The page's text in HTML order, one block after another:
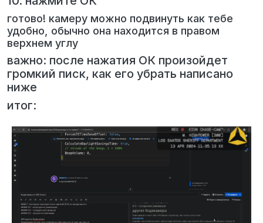
готово! камеру можно подвинуть как тебе
удобно, обычно она находится в правом
верхнем углу
важно: после нажатия ОК произойдет
громкий писк, как его убрать написано
ниже
итог: